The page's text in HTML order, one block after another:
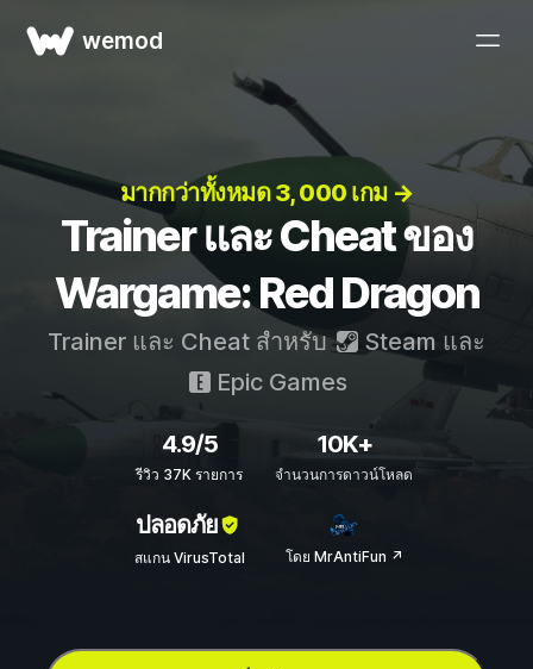
wemod
มากกว่าทั้งหมด 3, 000 เกม →
Trainer และ Cheat ของ
Wargame: Red Dragon
Trainer และ Cheat สำหรับ Steam และ
Epic Games
4.9/5
รีวิว 37K รายการ
10K+
จำนวนการดาวน์โหลด
ปลอดภัย
สแกน VirusTotal โดย MrAntiFun ↗